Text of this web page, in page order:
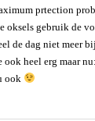
prtection
oksels gebruik de
de dag niet meer
heel erg maar
ook